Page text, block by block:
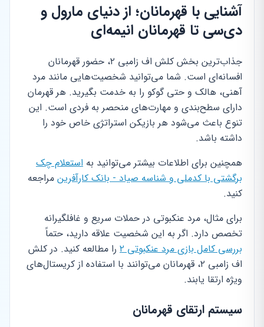
آشنایی با قهرمانان؛ از دنیای مارول و
دی‌سی تا قهرمانان انیمه‌ای
جذاب‌ترین بخش کلش اف زامبی ۲، حضور قهرمانان
افسانه‌ای است. شما می‌توانید شخصیت‌هایی مانند مرد
آهنی، هالک و حتی گوکو را به خدمت بگیرید. هر قهرمان
دارای سطح‌بندی و مهارت‌های منحصر به فردی است. این
تنوع باعث می‌شود هر بازیکن استراتژی خاص خود را
داشته باشد.
همچنین برای اطلاعات بیشتر می‌توانید به استعلام چک
برگشتی با کدملی و شناسه صیاد - بانک کارآفرین مراجعه
کنید.
برای مثال، مرد عنکبوتی در حملات سریع و غافلگیرانه
تخصص دارد. اگر به این شخصیت علاقه دارید، حتماً
بررسی کامل بازی مرد عنکبوتی ۲ را مطالعه کنید. در کلش
اف زامبی ۲، قهرمانان می‌توانند با استفاده از کریستال‌های
ویژه ارتقا یابند.
سیستم ارتقای قهرمانان